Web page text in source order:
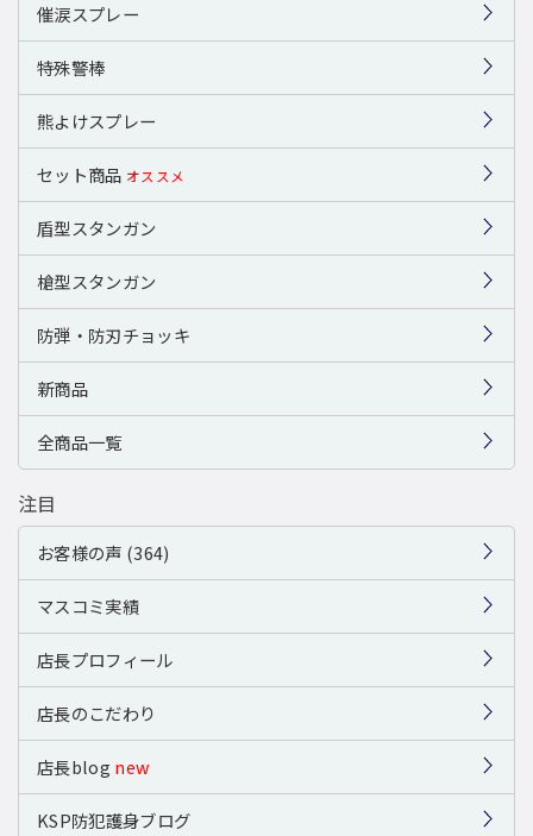
催涙スプレー
特殊警棒
熊よけスプレー
セット商品 オススメ
盾型スタンガン
槍型スタンガン
防弾・防刃チョッキ
新商品
全商品一覧
注目
お客様の声 (364)
マスコミ実績
店長プロフィール
店長のこだわり
店長blog new
KSP防犯護身ブログ